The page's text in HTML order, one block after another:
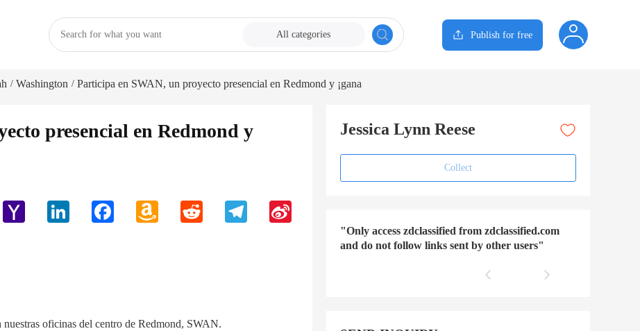
All categories Publish for free
/ Washington / Participa en SWAN, un proyecto presencial en Redmond y ¡gana
presencial en Redmond y
Yahoo
LinkedIn Facebook
Amazon
Reddit Telegram
oficinas del centro de Redmond, SWAN.
Jessica Lynn Reese
Collect
"Only access zdclassified from zdclassified.com
and do not follow links sent by other users"